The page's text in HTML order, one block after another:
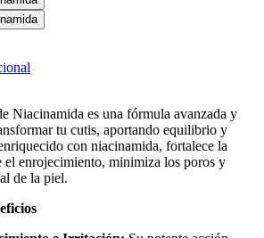
Niacinamida es una fórmula avanzada y
tu cutis, aportando equilibrio y
con niacinamida, fortalece la
el enrojecimiento, minimiza los poros y
de la piel.